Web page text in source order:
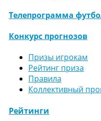
Телепрограмма
Конкурс прогнозов
Призы игрокам
Рейтинг приза
Правила
Коллективный
Рейтинги